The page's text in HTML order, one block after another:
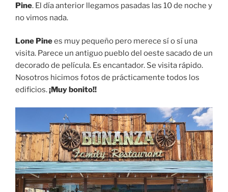
Pine. El día anterior llegamos pasadas las 10 de noche y
no vimos nada.
Lone Pinees muy pequeño pero merece sí o sí una
visita. Parece un antiguo pueblo del oeste sacado de un
decorado de película. Es encantador. Se visita rápido.
Nosotros hicimos fotos de prácticamente todos los
edificios.¡Muy bonito!!